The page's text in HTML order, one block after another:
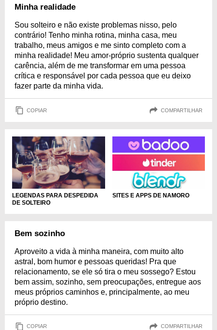
Minha realidade
Sou solteiro e não existe problemas nisso, pelo
contrário! Tenho minha rotina, minha casa, meu
trabalho, meus amigos e me sinto completo com a
minha realidade! Meu amor-próprio sustenta qualquer
carência, além de me transformar em uma pessoa
crítica e responsável por cada pessoa que eu deixo
fazer parte da minha vida.
COPIAR COMPARTILHAR
LEGENDAS PARA DESPEDIDA
DE SOLTEIRO
SITES E APPS DE NAMORO
Bem sozinho
Aproveito a vida à minha maneira, com muito alto
astral, bom humor e pessoas queridas! Pra que
relacionamento, se ele só tira o meu sossego? Estou
bem assim, sozinho, sem preocupações, entregue aos
meus próprios caminhos e, principalmente, ao meu
próprio destino.
COPIAR COMPARTILHAR